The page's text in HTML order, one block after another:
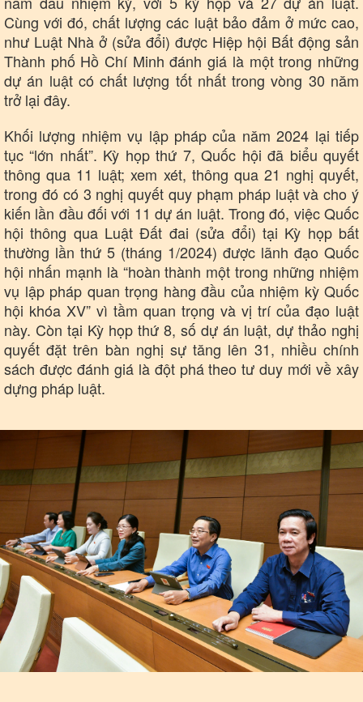
Văn hóa
Sân khấu - Điện ảnh
Văn học
Âm nhạc
Di sản
Giải trí
Nghệ sĩ
Thời trang
Sao Việt
Cùng với đó, chất lượng các luật bảo đảm ở mức cao,
như Luật Nhà ở (sửa đổi) được Hiệp hội Bất động sản
Thành phố Hồ Chí Minh đánh giá là một trong những
dự án luật có chất lượng tốt nhất trong vòng 30 năm
trở lại đây.
Khối lượng nhiệm vụ lập pháp của năm 2024 lại tiếp
tục “lớn nhất”. Kỳ họp thứ 7, Quốc hội đã biểu quyết
thông qua 11 luật; xem xét, thông qua 21 nghị quyết,
trong đó có 3 nghị quyết quy phạm pháp luật và cho ý
kiến lần đầu đối với 11 dự án luật. Trong đó, việc Quốc
hội thông qua Luật Đất đai (sửa đổi) tại Kỳ họp bất
thường lần thứ 5 (tháng 1/2024) được lãnh đạo Quốc
hội nhấn mạnh là “hoàn thành một trong những nhiệm
vụ lập pháp quan trọng hàng đầu của nhiệm kỳ Quốc
hội khóa XV” vì tầm quan trọng và vị trí của đạo luật
này. Còn tại Kỳ họp thứ 8, số dự án luật, dự thảo nghị
quyết đặt trên bàn nghị sự tăng lên 31, nhiều chính
sách được đánh giá là đột phá theo tư duy mới về xây
dựng pháp luật.